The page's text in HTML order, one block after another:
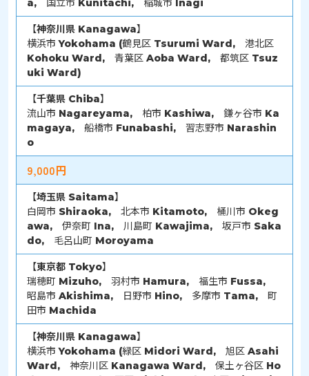
a, 国立市 Kunitachi, 稲城市 Inagi
【神奈川県 Kanagawa】
横浜市 Yokohama (鶴見区 Tsurumi Ward, 港北区
Kohoku Ward, 青葉区 Aoba Ward, 都筑区 Tsuz
uki Ward)
【千葉県 Chiba】
流山市 Nagareyama, 柏市 Kashiwa, 鎌ヶ谷市 Ka
magaya, 船橋市 Funabashi, 習志野市 Narashin
o
9,000円
【埼玉県 Saitama】
白岡市 Shiraoka, 北本市 Kitamoto, 桶川市 Okeg
awa, 伊奈町 Ina, 川島町 Kawajima, 坂戸市 Saka
do, 毛呂山町 Moroyama
【東京都 Tokyo】
瑞穂町 Mizuho, 羽村市 Hamura, 福生市 Fussa,
昭島市 Akishima, 日野市 Hino, 多摩市 Tama, 町
田市 Machida
【神奈川県 Kanagawa】
横浜市 Yokohama (緑区 Midori Ward, 旭区 Asahi
Ward, 神奈川区 Kanagawa Ward, 保土ヶ谷区 Ho